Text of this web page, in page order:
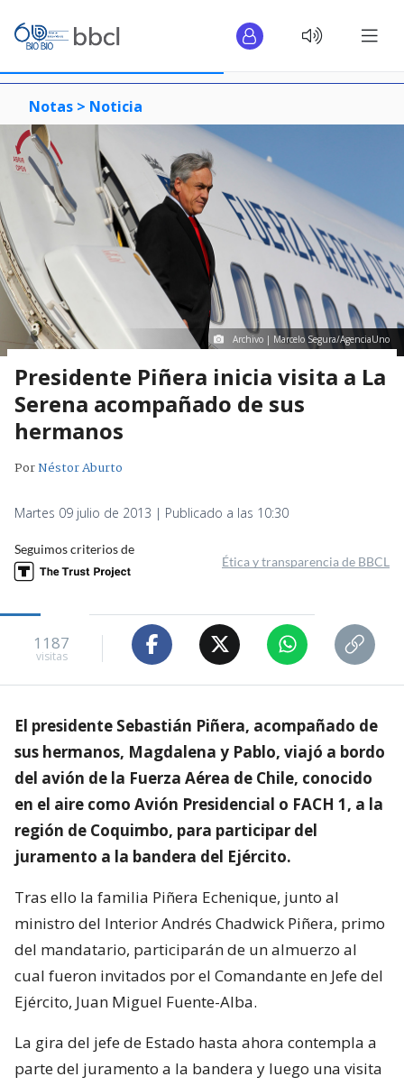
Notas > Noticia
Archivo | Marcelo Segura/AgenciaUno
Presidente Piñera inicia visita a La
Serena acompañado de sus
hermanos
PorNéstor Aburto
Martes 09 julio de 2013 | Publicado a las 10:30
Seguimos criterios de
Ética y transparencia de BBCL
1187
visitas
El presidente Sebastián Piñera, acompañado de
sus hermanos, Magdalena y Pablo, viajó a bordo
del avión de la Fuerza Aérea de Chile, conocido
en el aire como Avión Presidencial o FACH 1, a la
región de Coquimbo, para participar del
juramento a la bandera del Ejército.
Tras ello la familia Piñera Echenique, junto al
ministro del Interior Andrés Chadwick Piñera, primo
del mandatario, participarán de un almuerzo al
cual fueron invitados por el Comandante en Jefe del
Ejército, Juan Miguel Fuente-Alba.
La gira del jefe de Estado hasta ahora contempla a
parte del juramento a la bandera y luego una visita